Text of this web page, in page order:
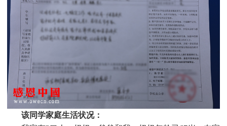
该同学家庭生活状况：